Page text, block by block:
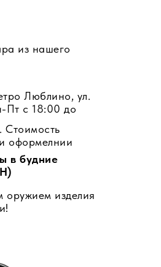
в будние
оружием изделия
. Стоимость
оформелнии
Люблино, ул.
Пт с 18:00 до
из нашего